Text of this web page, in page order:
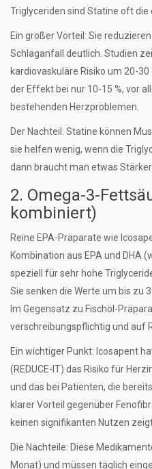
Triglyceriden sind Statine oft die
Ein großer Vorteil: Sie
Schlaganfall deutlich. Studien
kardiovaskuläre Risiko um 20-
der Effekt bei nur 10-15 %, vor
bestehenden Herzproblemen.
Der Nachteil: Statine können
sie helfen wenig, wenn die
dann braucht man etwas
2. Omega-3-
kombiniert)
Reine EPA-Präparate wie
Kombination aus EPA und DHA
speziell für sehr hohe
Sie senken die Werte um bis zu
Im Gegensatz zu Fischöl-
verschreibungspflichtig und auf
Ein wichtiger Punkt: Icosapent
(REDUCE-IT) das Risiko für
und das bei Patienten, die
klarer Vorteil gegenüber
keinen signifikanten Nutzen
Die Nachteile: Diese
Monat) und müssen täglich